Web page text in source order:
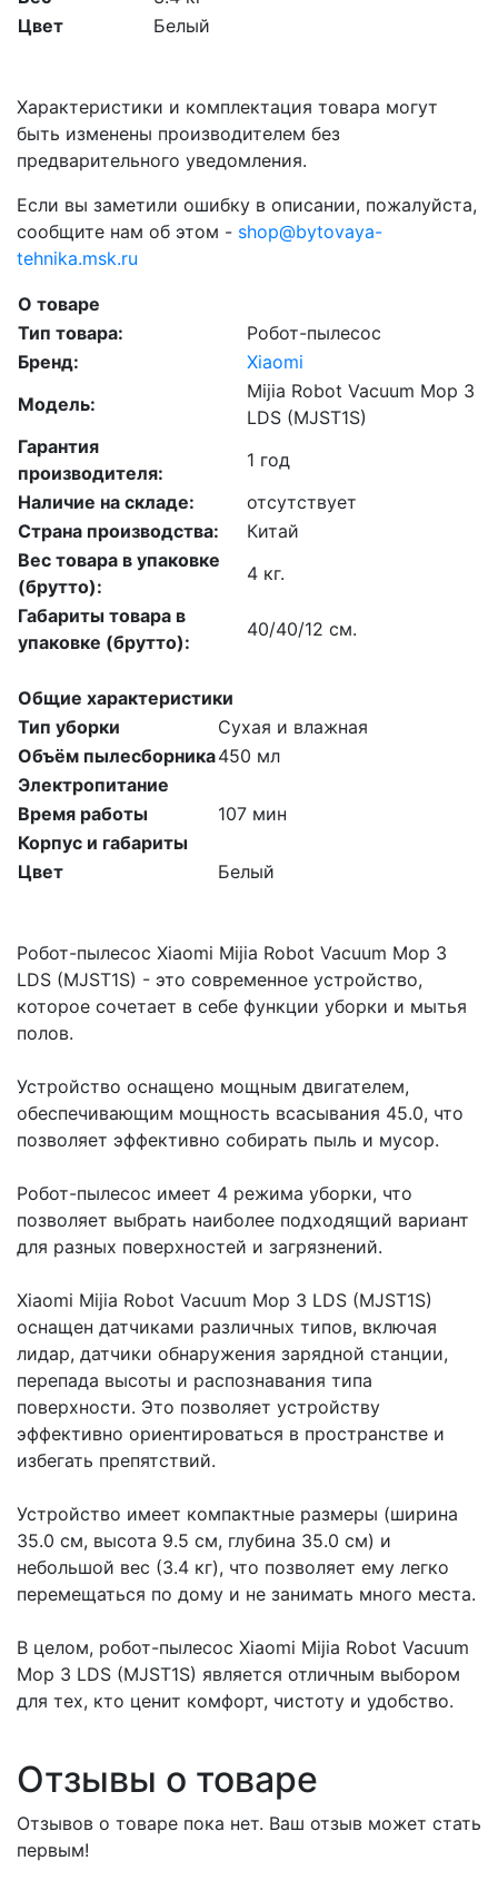
Цвет
Белый
Характеристики и комплектация товара могут
быть изменены производителем без
предварительного уведомления.
Если вы заметили ошибку в описании, пожалуйста,
сообщите нам об этом - shop@bytovaya-
tehnika.msk.ru
Робот-пылесос Xiaomi Mijia Robot Vacuum Mop 3
LDS (MJST1S) - это современное устройство,
которое сочетает в себе функции уборки и мытья
полов.
Устройство оснащено мощным двигателем,
обеспечивающим мощность всасывания 45.0, что
позволяет эффективно собирать пыль и мусор.
Робот-пылесос имеет 4 режима уборки, что
позволяет выбрать наиболее подходящий вариант
для разных поверхностей и загрязнений.
Xiaomi Mijia Robot Vacuum Mop 3 LDS (MJST1S)
оснащен датчиками различных типов, включая
лидар, датчики обнаружения зарядной станции,
перепада высоты и распознавания типа
поверхности. Это позволяет устройству
эффективно ориентироваться в пространстве и
избегать препятствий.
Устройство имеет компактные размеры (ширина
35.0 см, высота 9.5 см, глубина 35.0 см) и
небольшой вес (3.4 кг), что позволяет ему легко
перемещаться по дому и не занимать много места.
В целом, робот-пылесос Xiaomi Mijia Robot Vacuum
Mop 3 LDS (MJST1S) является отличным выбором
для тех, кто ценит комфорт, чистоту и удобство.
О товаре
Тип товара:
Робот-пылесос
Бренд:
Xiaomi
Модель:
Mijia Robot Vacuum Mop 3
LDS (MJST1S)
Гарантия
производителя:
1 год
Наличие на складе:
отсутствует
Страна производства:
Китай
Вес товара в упаковке
(брутто):
4 кг.
Габариты товара в
упаковке (брутто):
40/40/12 см.
Общие характеристики
Тип уборки
Сухая и влажная
Объём пылесборника450 мл
Электропитание
Время работы
107 мин
Корпус и габариты
Цвет
Белый
Отзывы о товаре
Отзывов о товаре пока нет. Ваш отзыв может стать
первым!